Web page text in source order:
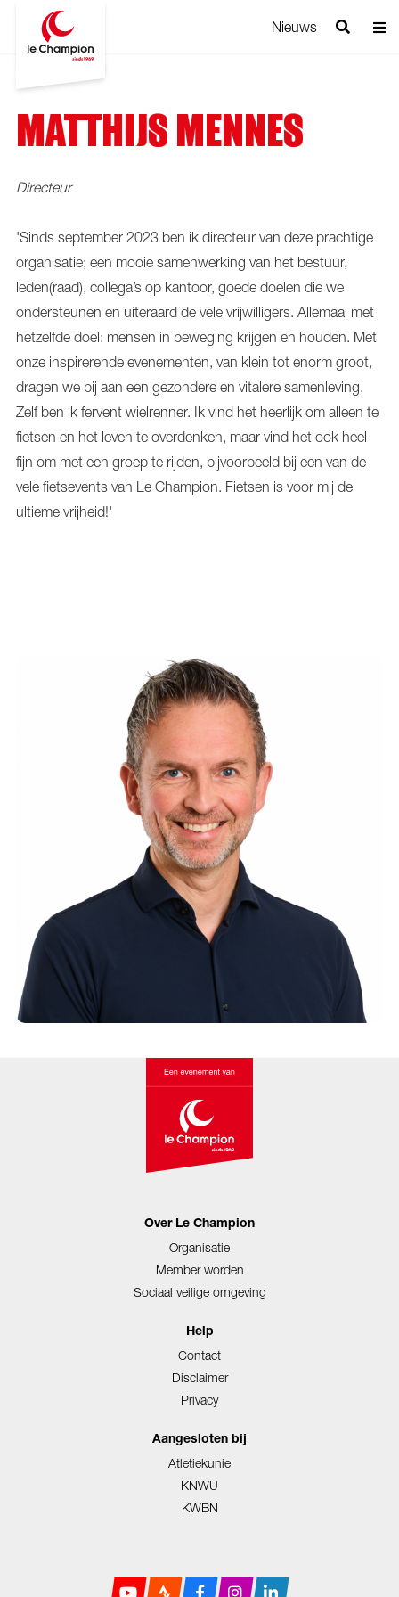
Nieuws
MATTHIJS MENNES
Directeur
'Sinds september 2023 ben ik directeur van deze prachtige
organisatie; een mooie samenwerking van het bestuur,
leden(raad), collega’s op kantoor, goede doelen die we
ondersteunen en uiteraard de vele vrijwilligers. Allemaal met
hetzelfde doel: mensen in beweging krijgen en houden. Met
onze inspirerende evenementen, van klein tot enorm groot,
dragen we bij aan een gezondere en vitalere samenleving.
Zelf ben ik fervent wielrenner. Ik vind het heerlijk om alleen te
fietsen en het leven te overdenken, maar vind het ook heel
fijn om met een groep te rijden, bijvoorbeeld bij een van de
vele fietsevents van Le Champion. Fietsen is voor mij de
ultieme vrijheid!'
Over Le Champion
Organisatie
Member worden
Sociaal veilige omgeving
Help
Contact
Disclaimer
Privacy
Aangesloten bij
Atletiekunie
KNWU
KWBN